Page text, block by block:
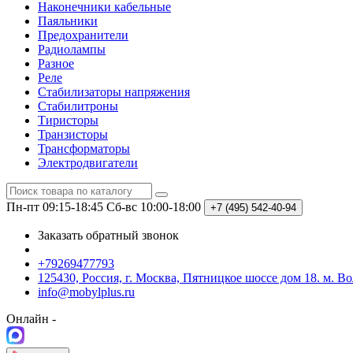
Наконечники кабельные
Паяльники
Предохранители
Радиолампы
Разное
Реле
Стабилизаторы напряжения
Стабилитроны
Тиристоры
Транзисторы
Трансформаторы
Электродвигатели
Пн-пт 09:15-18:45 Сб-вс 10:00-18:00 +7 (495) 542-40-94
Заказать обратный звонок
+79269477793
125430, Россия, г. Москва, Пятницкое шоссе дом 18. м.
info@mobylplus.ru
Онлайн -